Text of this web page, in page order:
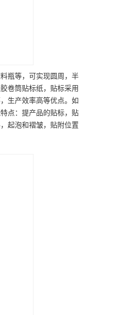
瓶等，可实现圆周，半
卷筒贴标纸，贴标采用
生产效率高等优点。如
点：提产品的贴标，贴
起泡和褶皱，贴附位置